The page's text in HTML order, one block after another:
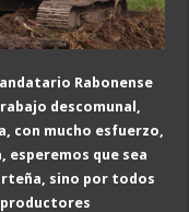
Rabonense
descomunal,
con mucho esfuerzo,
que sea
sino por todos
productores